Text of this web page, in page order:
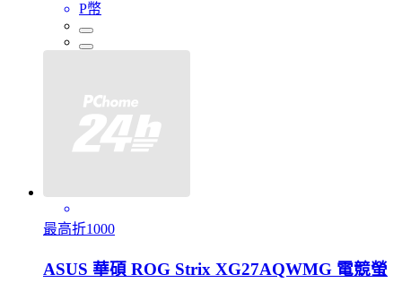
P幣
最高折1000
ASUS 華碩 ROG Strix XG27AQWMG 電競螢